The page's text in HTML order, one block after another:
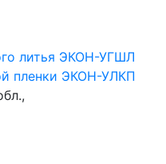
литья ЭКОН-УГШЛ
пленки ЭКОН-УЛКП